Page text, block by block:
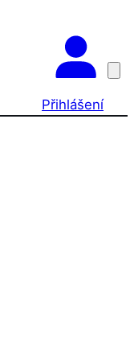
Přihlášení